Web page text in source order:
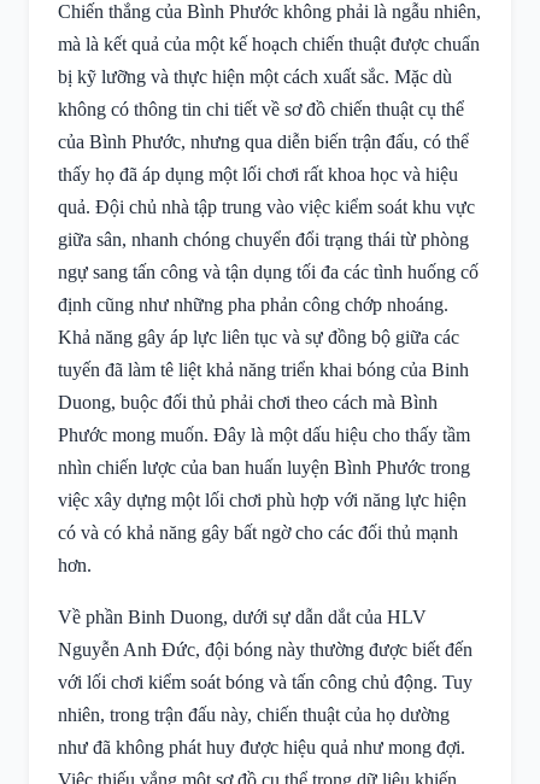
Chiến thắng của Bình Phước không phải là ngẫu nhiên,
mà là kết quả của một kế hoạch chiến thuật được chuẩn
bị kỹ lưỡng và thực hiện một cách xuất sắc. Mặc dù
không có thông tin chi tiết về sơ đồ chiến thuật cụ thể
của Bình Phước, nhưng qua diễn biến trận đấu, có thể
thấy họ đã áp dụng một lối chơi rất khoa học và hiệu
quả. Đội chủ nhà tập trung vào việc kiểm soát khu vực
giữa sân, nhanh chóng chuyển đổi trạng thái từ phòng
ngự sang tấn công và tận dụng tối đa các tình huống cố
định cũng như những pha phản công chớp nhoáng.
Khả năng gây áp lực liên tục và sự đồng bộ giữa các
tuyến đã làm tê liệt khả năng triển khai bóng của Binh
Duong, buộc đối thủ phải chơi theo cách mà Bình
Phước mong muốn. Đây là một dấu hiệu cho thấy tầm
nhìn chiến lược của ban huấn luyện Bình Phước trong
việc xây dựng một lối chơi phù hợp với năng lực hiện
có và có khả năng gây bất ngờ cho các đối thủ mạnh
hơn.
Về phần Binh Duong, dưới sự dẫn dắt của HLV
Nguyễn Anh Đức, đội bóng này thường được biết đến
với lối chơi kiểm soát bóng và tấn công chủ động. Tuy
nhiên, trong trận đấu này, chiến thuật của họ dường
như đã không phát huy được hiệu quả như mong đợi.
Việc thiếu vắng một sơ đồ cụ thể trong dữ liệu khiến